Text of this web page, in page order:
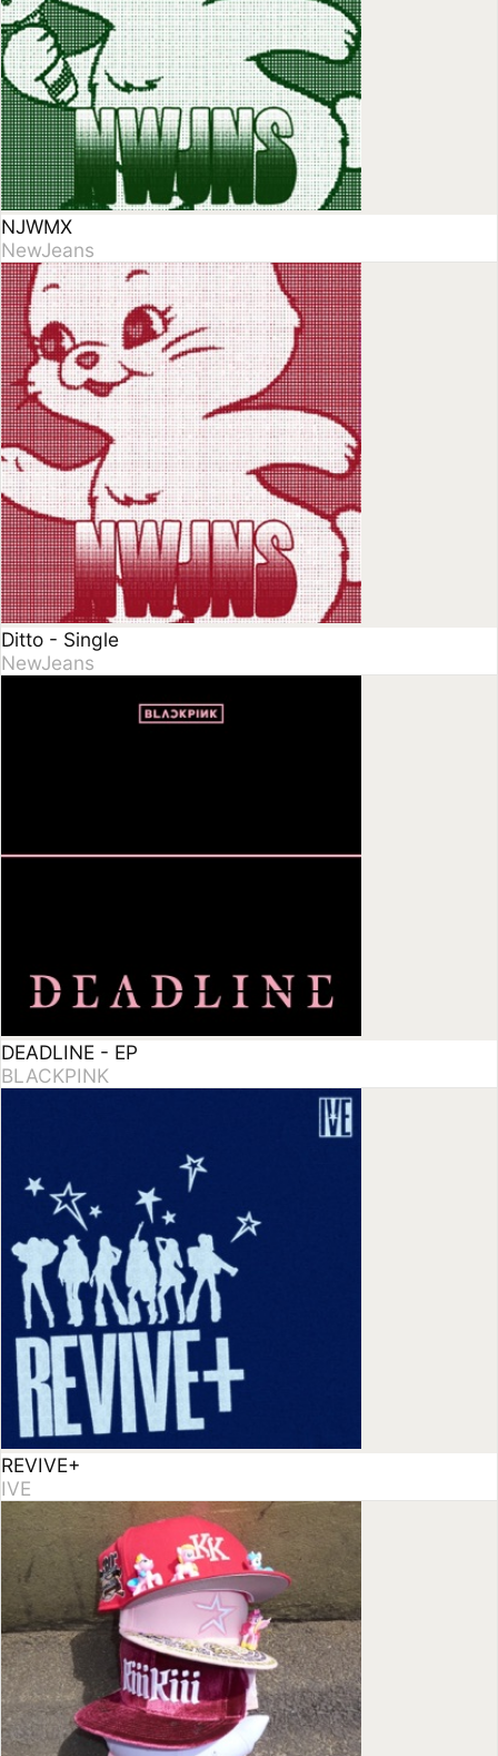
Ditto - Single
NewJeans
DEADLINE - EP
BLACKPINK
Delulu Pack - EP
KiiiKiii
★4.70